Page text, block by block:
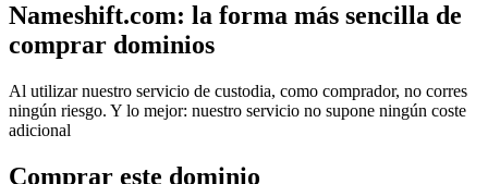
Nameshift.com: la forma más sencilla de
comprar dominios
Al utilizar nuestro servicio de custodia, como comprador, no corres
ningún riesgo. Y lo mejor: nuestro servicio no supone ningún coste
adicional
Comprar este dominio